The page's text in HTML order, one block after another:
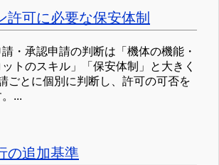
許可に必要な保安体制
・承認申請の判断は「機体の機能・
トのスキル」「保安体制」と大きく
ごとに個別に判断し、許可の可否を
...
の追加基準